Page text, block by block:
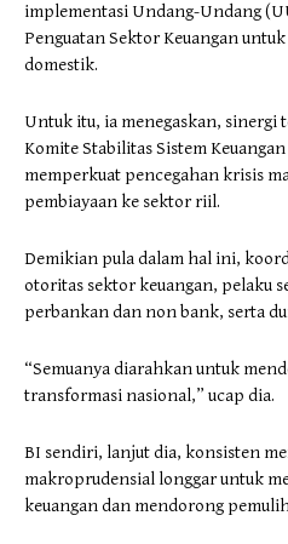
implementasi Undang-Undang
Penguatan Sektor Keuangan
domestik.
Untuk itu, ia menegaskan, sinergi
Komite Stabilitas Sistem
memperkuat pencegahan krisis
pembiayaan ke sektor riil.
Demikian pula dalam hal ini,
otoritas sektor keuangan, pelaku
perbankan dan non bank, serta
“Semuanya diarahkan untuk
transformasi nasional,” ucap dia.
BI sendiri, lanjut dia, konsisten
makroprudensial longgar untuk
keuangan dan mendorong